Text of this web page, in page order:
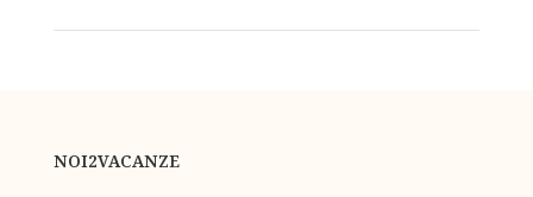
NOI2VACANZE